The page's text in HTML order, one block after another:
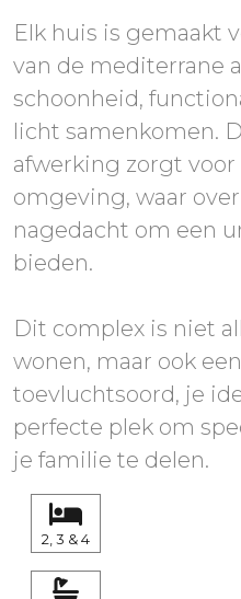
Elk huis is gemaakt
van de mediterrane
schoonheid,
licht samenkomen.
afwerking zorgt
omgeving, waar
nagedacht om een
bieden.
Dit complex is niet
wonen, maar ook
toevluchtsoord, je
perfecte plek om
je familie te delen.
2, 3 & 4